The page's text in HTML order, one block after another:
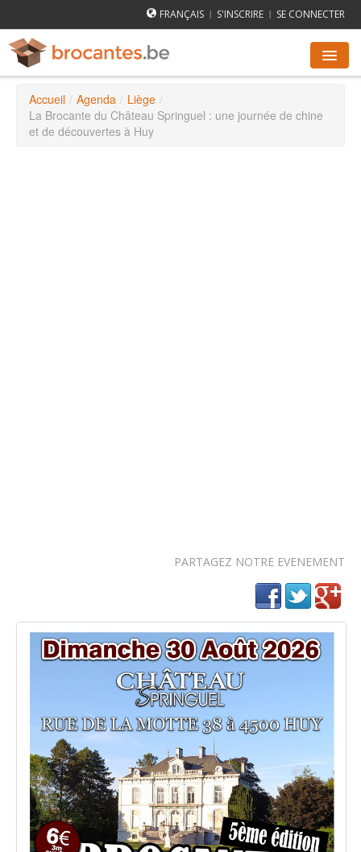
FRANÇAIS | S'INSCRIRE | SE CONNECTER
AGENDA DES BROCANTES
Accueil / Agenda / Liège /
La Brocante du Château Springuel : une journée de chine
et de découvertes à Huy
PARTAGEZ NOTRE EVENEMENT